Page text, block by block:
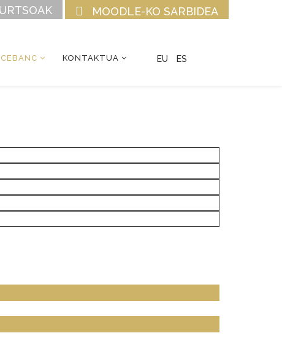
MOODLE-KO SARBIDEA
KONTAKTUA EU ES